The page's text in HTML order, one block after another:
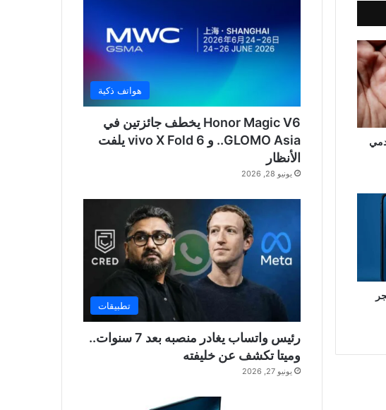
هواتف ذكية
Honor Magic V6 يخطف جائزتين في
GLOMO Asia.. و vivo X Fold 6 يلفت
الأنظار
يونيو 28, 2026
تطبيقات
رئيس واتساب يغادر منصبه بعد 7 سنوات..
وميتا تكشف عن خليفته
يونيو 27, 2026